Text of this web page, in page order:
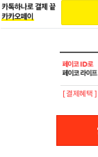
[ 결제혜택 ]